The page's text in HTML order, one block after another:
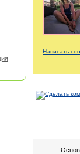
Написать